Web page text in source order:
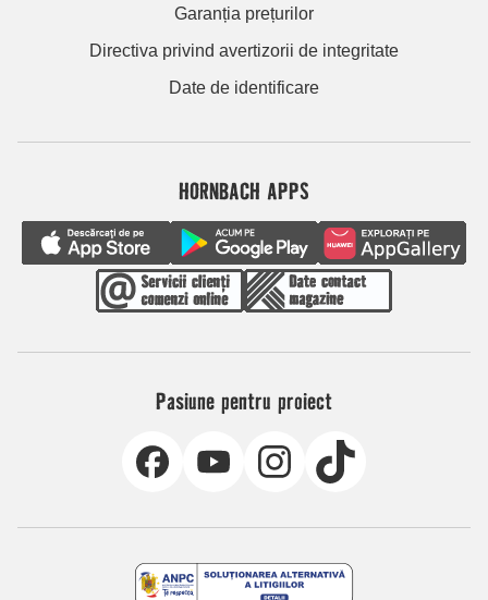
Garanția prețurilor
Directiva privind avertizorii de integritate
Date de identificare
HORNBACH APPS
Pasiune pentru proiect